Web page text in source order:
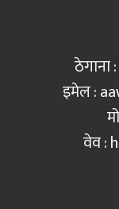
ठेगाना
इमेल :
वेव :